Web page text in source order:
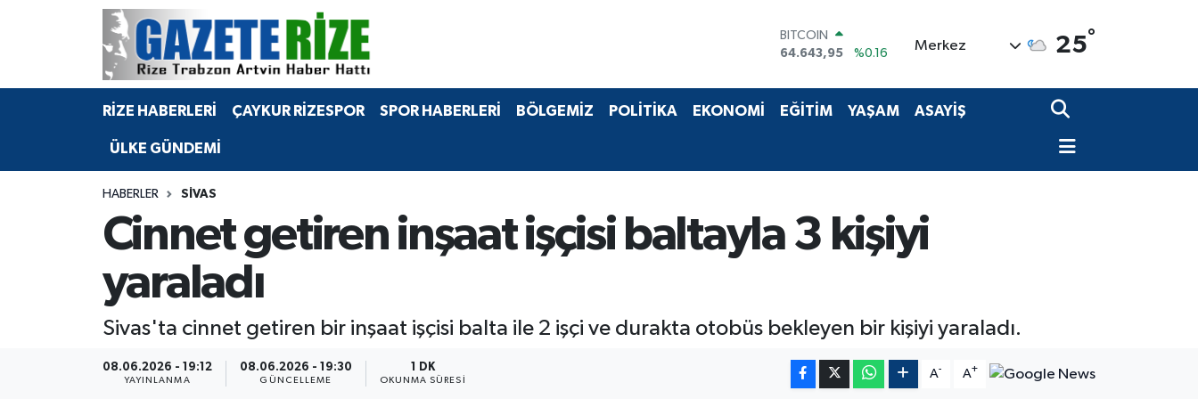
BITCOIN
64.643,95
%0.16
47,6704
%0
EURO
BİST100
13.799
%70
Merkez 25°
RİZE HABERLERİ ÇAYKUR RİZESPOR SPOR HABERLERİ BÖLGEMİZ POLİTİKA EKONOMİ EĞİTİM YAŞAM ASAYİŞ
ÜLKE GÜNDEMİ
HABERLER SIVAS
Cinnet getiren inşaat işçisi baltayla 3 kişiyi
yaraladı
Sivas'ta cinnet getiren bir inşaat işçisi balta ile 2 işçi ve durakta otobüs bekleyen bir kişiyi yaraladı.
08.06.2026 - 19:12
YAYINLANMA
08.06.2026 - 19:30
GÜNCELLEME
1 DK
OKUNMA SÜRESI
A- A+
BÖLGEMİZ
Bilim Teknoloji
Advertising news
Merkez Nöbetçi Eczaneler
Merkez Hava Durumu
Merkez Trafik Yoğunluk Haritası
Tüm Manşetler
Son Dakika Haberleri
Haber Arşivi